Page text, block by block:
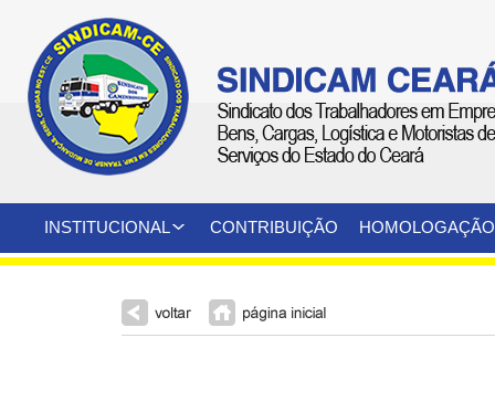
INSTITUCIONAL CONTRIBUIÇÃO HOMOLOGAÇÃO